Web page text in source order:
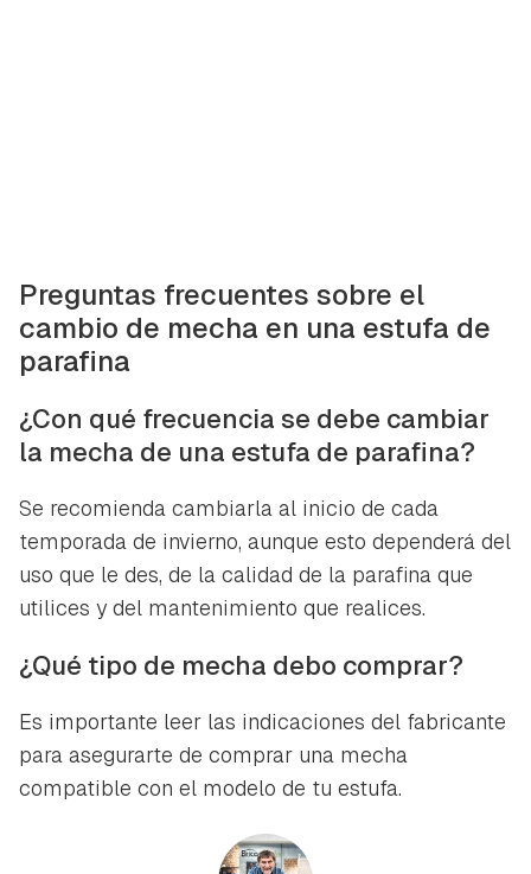
Preguntas frecuentes sobre el
cambio de mecha en una estufa de
parafina
¿Con qué frecuencia se debe cambiar
la mecha de una estufa de parafina?
Se recomienda cambiarla al inicio de cada
temporada de invierno, aunque esto dependerá del
uso que le des, de la calidad de la parafina que
utilices y del mantenimiento que realices.
¿Qué tipo de mecha debo comprar?
Es importante leer las indicaciones del fabricante
para asegurarte de comprar una mecha
compatible con el modelo de tu estufa.